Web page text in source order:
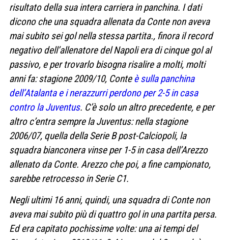
risultato della sua intera carriera in panchina. I dati
dicono che una squadra allenata da Conte non aveva
mai subito sei gol nella stessa partita., finora il record
negativo dell’allenatore del Napoli era di cinque gol al
passivo, e per trovarlo bisogna risalire a molti, molti
anni fa: stagione 2009/10, Conteè sulla panchina
dell’Atalanta e i nerazzurri perdono per 2-5 in casa
contro la Juventus. C’è solo un altro precedente, e per
altro c’entra sempre la Juventus: nella stagione
2006/07, quella della Serie B post-Calciopoli, la
squadra bianconera vinse per 1-5 in casa dell’Arezzo
allenato da Conte. Arezzo che poi, a fine campionato,
sarebbe retrocesso in Serie C1.
Negli ultimi 16 anni, quindi, una squadra di Conte non
aveva mai subito più di quattro gol in una partita persa.
Ed era capitato pochissime volte: una ai tempi del